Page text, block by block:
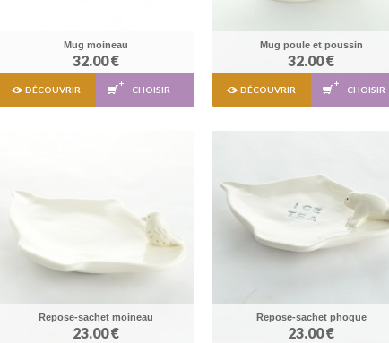
Mug moineau
32.00 €
DÉCOUVRIR CHOISIR
Mug poule et poussin
32.00 €
DÉCOUVRIR CHOISIR
Repose-sachet moineau
23.00 €
Repose-sachet phoque
23.00 €